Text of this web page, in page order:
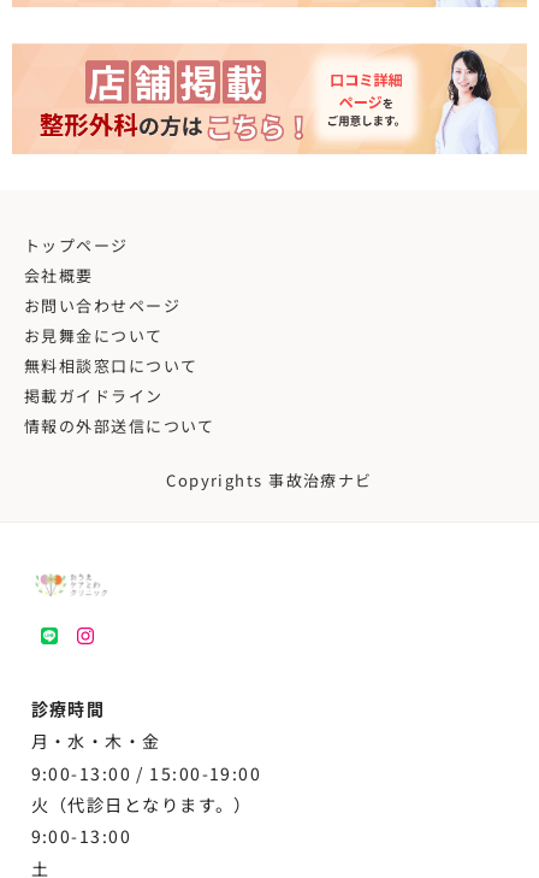
トップページ
会社概要
お問い合わせページ
お見舞金について
無料相談窓口について
掲載ガイドライン
情報の外部送信について
Copyrights 事故治療ナビ
LINEinstagram
診療時間
月・水・木・金
9:00-13:00 / 15:00-19:00
火（代診日となります。）
9:00-13:00
土